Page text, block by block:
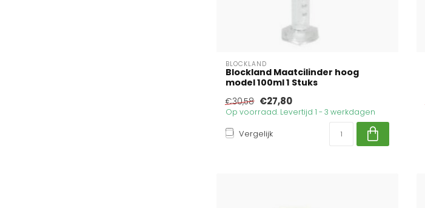
BLOCKLAND
Blockland Maatcilinder hoog
model 100ml 1 Stuks
€30,58 €27,80
Op voorraad. Levertijd 1 - 3 werkdagen
Vergelijk